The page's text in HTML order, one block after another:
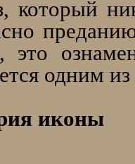
который
это
одним
иконы